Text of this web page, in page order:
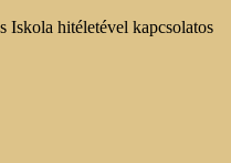
hitéletével kapcsolatos